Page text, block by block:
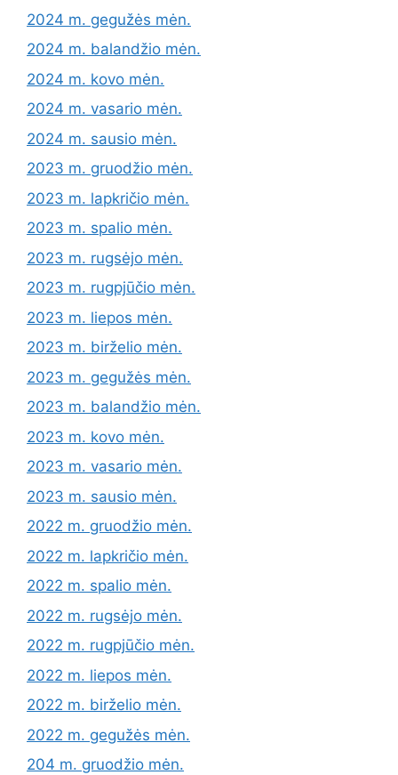
2024 m. gegužės mėn.
2024 m. balandžio mėn.
2024 m. kovo mėn.
2024 m. vasario mėn.
2024 m. sausio mėn.
2023 m. gruodžio mėn.
2023 m. lapkričio mėn.
2023 m. spalio mėn.
2023 m. rugsėjo mėn.
2023 m. rugpjūčio mėn.
2023 m. liepos mėn.
2023 m. birželio mėn.
2023 m. gegužės mėn.
2023 m. balandžio mėn.
2023 m. kovo mėn.
2023 m. vasario mėn.
2023 m. sausio mėn.
2022 m. gruodžio mėn.
2022 m. lapkričio mėn.
2022 m. spalio mėn.
2022 m. rugsėjo mėn.
2022 m. rugpjūčio mėn.
2022 m. liepos mėn.
2022 m. birželio mėn.
2022 m. gegužės mėn.
204 m. gruodžio mėn.